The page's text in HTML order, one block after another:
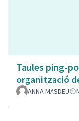
Taules ping-
organització
ANNA MASDEU